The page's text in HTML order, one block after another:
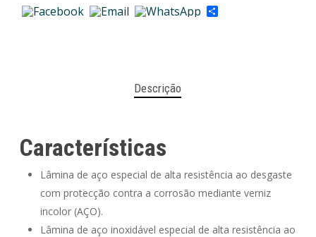
Share
Descrição
Características
Lâmina de aço especial de alta resistência ao desgaste
com protecção contra a corrosão mediante verniz
incolor (AÇO).
Lâmina de aço inoxidável especial de alta resistência ao